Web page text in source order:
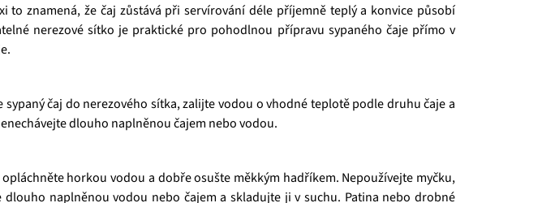
znamená, že čaj zůstává při servírování déle příjemně teplý a konvice působí
nerezové sítko je praktické pro pohodlnou přípravu sypaného čaje přímo v
čaj do nerezového sítka, zalijte vodou o vhodné teplotě podle druhu čaje a
dlouho naplněnou čajem nebo vodou.
horkou vodou a dobře osušte měkkým hadříkem. Nepoužívejte myčku,
naplněnou vodou nebo čajem a skladujte ji v suchu. Patina nebo drobné